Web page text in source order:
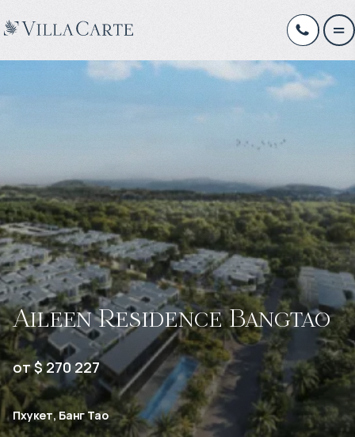
Aileen Residence Bangtao
от $ 270 227
Пхукет, Банг Тао